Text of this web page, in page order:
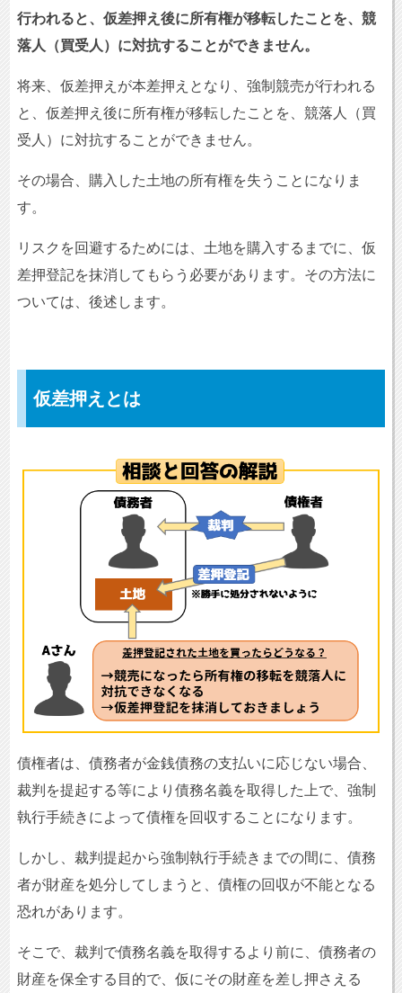
行われると、仮差押え後に所有権が移転したことを、競
落人（買受人）に対抗することができません。
将来、仮差押えが本差押えとなり、強制競売が行われる
と、仮差押え後に所有権が移転したことを、競落人（買
受人）に対抗することができません。
その場合、購入した土地の所有権を失うことになりま
す。
リスクを回避するためには、土地を購入するまでに、仮
差押登記を抹消してもらう必要があります。その方法に
ついては、後述します。
仮差押えとは
債権者は、債務者が金銭債務の支払いに応じない場合、
裁判を提起する等により債務名義を取得した上で、強制
執行手続きによって債権を回収することになります。
しかし、裁判提起から強制執行手続きまでの間に、債務
者が財産を処分してしまうと、債権の回収が不能となる
恐れがあります。
そこで、裁判で債務名義を取得するより前に、債務者の
財産を保全する目的で、仮にその財産を差し押さえる